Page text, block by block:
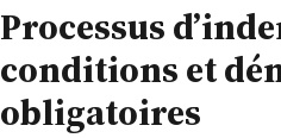
Processus
conditions et
obligatoires